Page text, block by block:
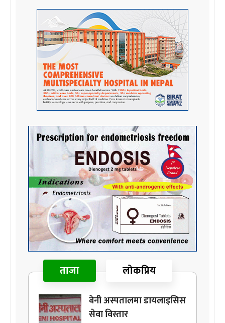
ताजा लोकप्रिय
बेनी अस्पतालमा डायलाइसिस
सेवा विस्तार